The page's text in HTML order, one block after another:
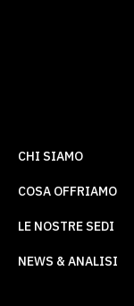
CHI SIAMO
COSA OFFRIAMO
LE NOSTRE SEDI
NEWS & ANALISI